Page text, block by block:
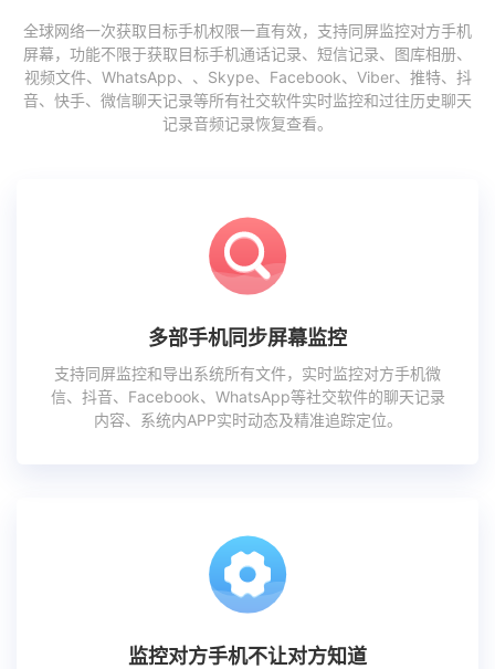
全球网络一次获取目标手机权限一直有效，支持同屏监控对方手机
屏幕，功能不限于获取目标手机通话记录、短信记录、图库相册、
视频文件、WhatsApp、、Skype、Facebook、Viber、推特、抖
音、快手、微信聊天记录等所有社交软件实时监控和过往历史聊天
记录音频记录恢复查看。
多部手机同步屏幕监控
支持同屏监控和导出系统所有文件，实时监控对方手机微
信、抖音、Facebook、WhatsApp等社交软件的聊天记录
内容、系统内APP实时动态及精准追踪定位。
监控对方手机不让对方知道